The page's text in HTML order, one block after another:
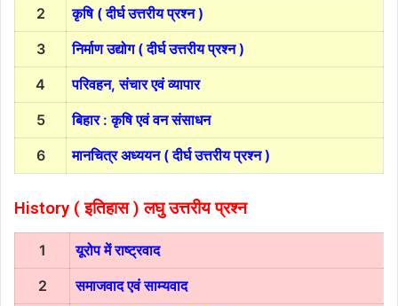
2
कृषि ( दीर्घ उत्तरीय प्रश्न )
3
निर्माण उद्योग ( दीर्घ उत्तरीय प्रश्न )
4
परिवहन, संचार एवं व्यापार
5
बिहार : कृषि एवं वन संसाधन
6
मानचित्र अध्ययन ( दीर्घ उत्तरीय प्रश्न )
History ( इतिहास )लघु उत्तरीय प्रश्न
1
यूरोप में राष्ट्रवाद
2
समाजवाद एवं साम्यवाद